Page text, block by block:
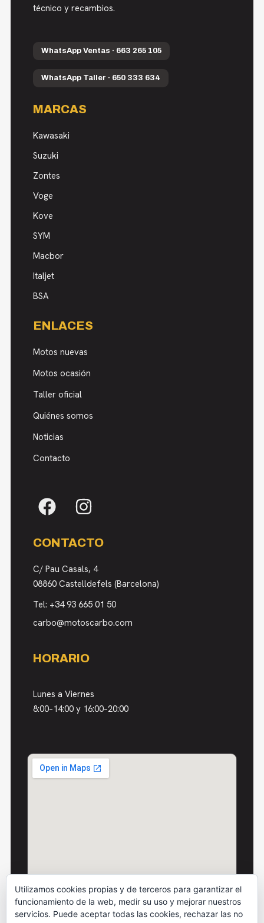
técnico y recambios.
WhatsApp Ventas · 663 265 105
WhatsApp Taller · 650 333 634
MARCAS
Kawasaki
Suzuki
Zontes
Voge
Kove
SYM
Macbor
Italjet
BSA
ENLACES
Motos nuevas
Motos ocasión
Taller oficial
Quiénes somos
Noticias
Contacto
CONTACTO
C/ Pau Casals, 4
08860 Castelldefels (Barcelona)
Tel: +34 93 665 01 50
carbo@motoscarbo.com
HORARIO
Lunes a Viernes
8:00–14:00 y 16:00–20:00
Utilizamos cookies propias y de terceros para garantizar el
funcionamiento de la web, medir su uso y mejorar nuestros
servicios. Puede aceptar todas las cookies, rechazar las no